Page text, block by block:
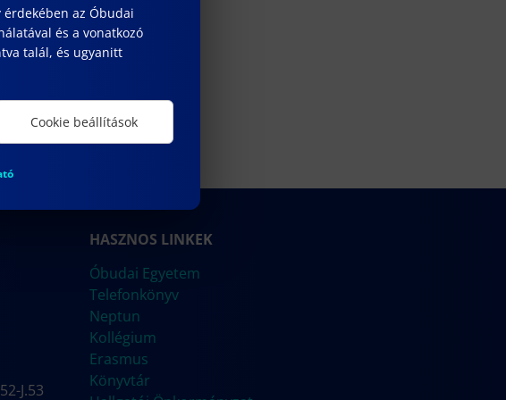
J.53
HASZNOS LINKEK
Óbudai Egyetem
Telefonkönyv
Neptun
Kollégium
Erasmus
Könyvtár
az Óbudai
és a vonatkozó
talál, és ugyanitt
Cookie beállítások